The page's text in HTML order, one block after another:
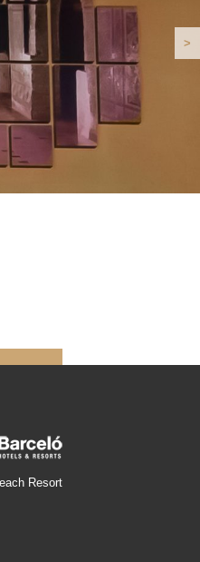
>
Resort